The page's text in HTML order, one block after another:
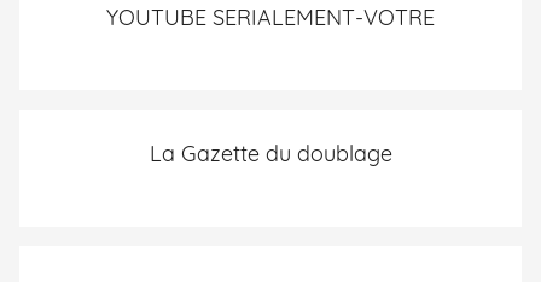
YOUTUBE SERIALEMENT-VOTRE
La Gazette du doublage